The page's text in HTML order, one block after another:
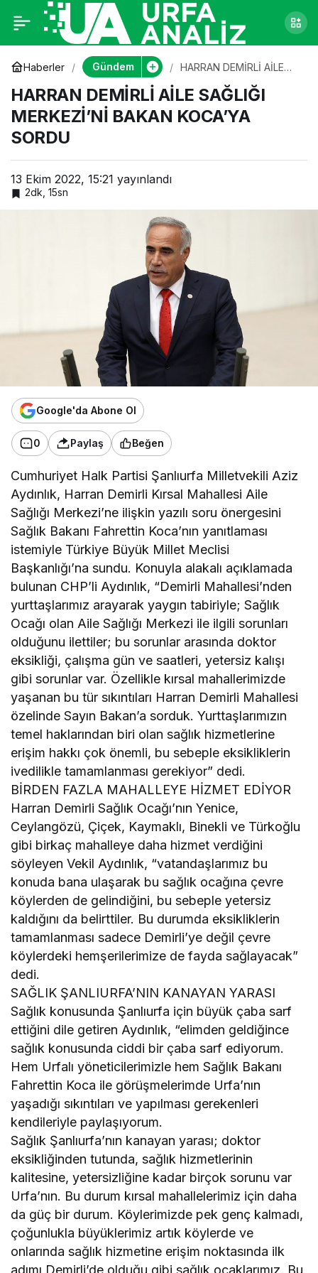
Haberler Gündem
HARRAN DEMİRLİ AİLE
BAKAN KOCA’YA SORDU
HARRAN DEMİRLİ AİLE SAĞLIĞI
MERKEZİ’Nİ BAKAN KOCA’YA
SORDU
13 Ekim 2022, 15:21 yayınlandı
2dk, 15sn
Google'da Abone Ol
0 Paylaş Beğen
Cumhuriyet Halk Partisi Şanlıurfa Milletvekili Aziz
Aydınlık, Harran Demirli Kırsal Mahallesi Aile
Sağlığı Merkezi’ne ilişkin yazılı soru önergesini
Sağlık Bakanı Fahrettin Koca’nın yanıtlaması
istemiyle Türkiye Büyük Millet Meclisi
Başkanlığı’na sundu. Konuyla alakalı açıklamada
bulunan CHP’li Aydınlık, “Demirli Mahallesi’nden
yurttaşlarımız arayarak yaygın tabiriyle; Sağlık
Ocağı olan Aile Sağlığı Merkezi ile ilgili sorunları
olduğunu ilettiler; bu sorunlar arasında doktor
eksikliği, çalışma gün ve saatleri, yetersiz kalışı
gibi sorunlar var. Özellikle kırsal mahallerimizde
yaşanan bu tür sıkıntıları Harran Demirli Mahallesi
özelinde Sayın Bakan’a sorduk. Yurttaşlarımızın
temel haklarından biri olan sağlık hizmetlerine
erişim hakkı çok önemli, bu sebeple eksikliklerin
ivedilikle tamamlanması gerekiyor” dedi.
BİRDEN FAZLA MAHALLEYE HİZMET EDİYOR
Harran Demirli Sağlık Ocağı’nın Yenice,
Ceylangözü, Çiçek, Kaymaklı, Binekli ve Türkoğlu
gibi birkaç mahalleye daha hizmet verdiğini
söyleyen Vekil Aydınlık, “vatandaşlarımız bu
konuda bana ulaşarak bu sağlık ocağına çevre
köylerden de gelindiğini, bu sebeple yetersiz
kaldığını da belirttiler. Bu durumda eksikliklerin
tamamlanması sadece Demirli’ye değil çevre
köylerdeki hemşerilerimize de fayda sağlayacak”
dedi.
SAĞLIK ŞANLIURFA’NIN KANAYAN YARASI
Sağlık konusunda Şanlıurfa için büyük çaba sarf
ettiğini dile getiren Aydınlık, “elimden geldiğince
sağlık konusunda ciddi bir çaba sarf ediyorum.
Hem Urfalı yöneticilerimizle hem Sağlık Bakanı
Fahrettin Koca ile görüşmelerimde Urfa’nın
yaşadığı sıkıntıları ve yapılması gerekenleri
kendileriyle paylaşıyorum.
Sağlık Şanlıurfa’nın kanayan yarası; doktor
eksikliğinden tutunda, sağlık hizmetlerinin
kalitesine, yetersizliğine kadar birçok sorunu var
Urfa’nın. Bu durum kırsal mahallelerimiz için daha
da güç bir durum. Köylerimizde pek genç kalmadı,
çoğunlukla büyüklerimiz artık köylerde ve
onlarında sağlık hizmetine erişim noktasında ilk
adımı Demirli’de olduğu gibi sağlık ocaklarımız. Bu
HARRAN DEMİRLİ AİLE
SAĞLIĞI MERKEZİ’Nİ
BAKAN KOCA’YA
SORDU
0